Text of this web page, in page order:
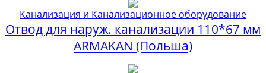
Канализация и Канализационное оборудование
Отвод для наруж. канализации 110*67 мм
ARMAKAN (Польша)